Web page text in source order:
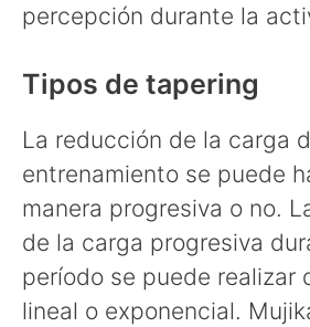
percepción durante la
Tipos de tapering
La reducción de la carga
entrenamiento se puede
manera progresiva o no.
de la carga progresiva
período se puede realizar
lineal o exponencial.